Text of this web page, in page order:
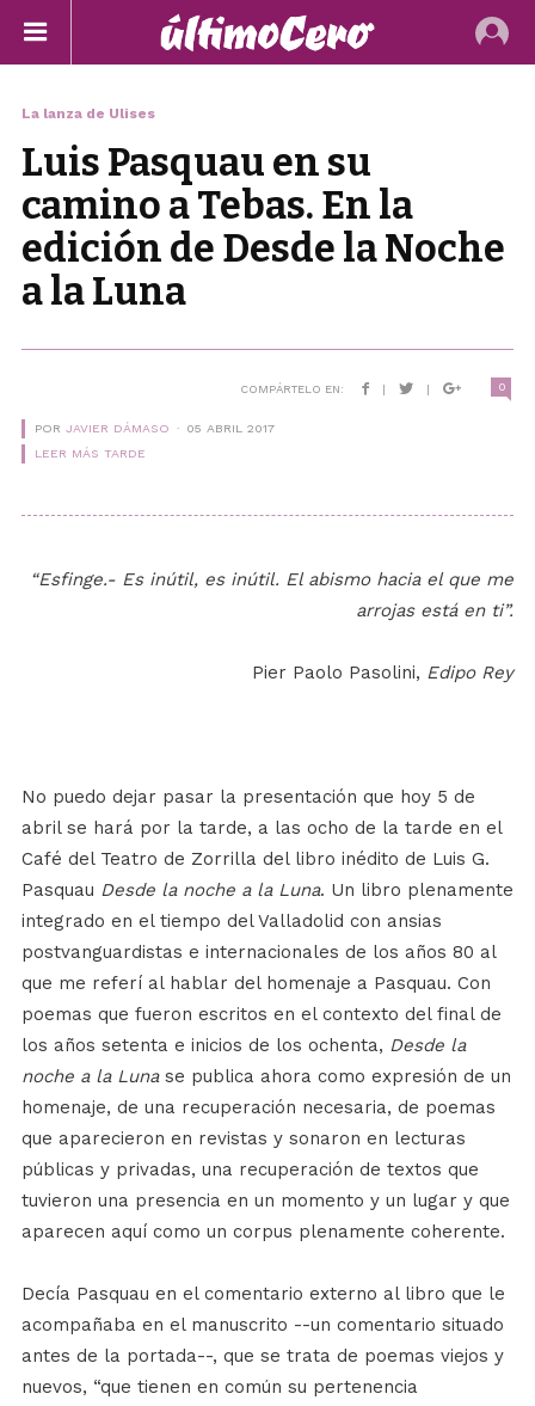
La lanza de Ulises
Luis Pasquau en su
camino a Tebas. En la
edición de Desde la Noche
a la Luna
COMPÁRTELO EN: | | 0
POR JAVIER DÁMASO
05 ABRIL 2017
LEER MÁS TARDE
“Esfinge.- Es inútil, es inútil. El abismo hacia el que me
arrojas está en ti”.
Pier Paolo Pasolini, Edipo Rey
No puedo dejar pasar la presentación que hoy 5 de
abril se hará por la tarde, a las ocho de la tarde en el
Café del Teatro de Zorrilla del libro inédito de Luis G.
Pasquau Desde la noche a la Luna. Un libro plenamente
integrado en el tiempo del Valladolid con ansias
postvanguardistas e internacionales de los años 80 al
que me referí al hablar del homenaje a Pasquau. Con
poemas que fueron escritos en el contexto del final de
los años setenta e inicios de los ochenta, Desde la
noche a la Lunase publica ahora como expresión de un
homenaje, de una recuperación necesaria, de poemas
que aparecieron en revistas y sonaron en lecturas
públicas y privadas, una recuperación de textos que
tuvieron una presencia en un momento y un lugar y que
aparecen aquí como un corpus plenamente coherente.
Decía Pasquau en el comentario externo al libro que le
acompañaba en el manuscrito --un comentario situado
antes de la portada--, que se trata de poemas viejos y
nuevos, “que tienen en común su pertenencia